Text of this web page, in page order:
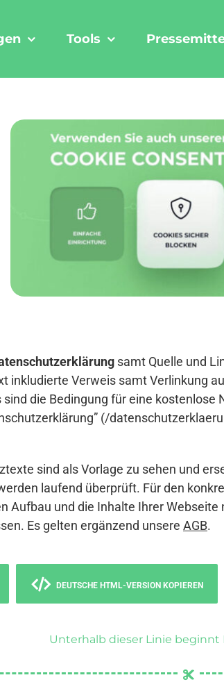
Tools
samt Quelle und
inkludierte Verweis samt Verlinkung
die Bedingung für eine
(/
sind als Vorlage zu sehen und
laufend überprüft. Für den
Aufbau und die Inhalte Ihrer
Es gelten ergänzend unsere AGB.
DEUTSCHE HTML-VERSION KOPIEREN
Unterhalb dieser Linie beginnt